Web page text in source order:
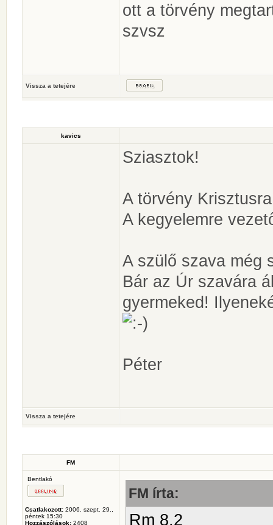
ott a törvény
szvsz
Vissza a tetejére
kavics
Sziasztok!
A törvény
A kegyelemre
A szülő szava még
Bár az Úr szavára
gyermeked!
Péter
Vissza a tetejére
FM
Bentlakó
Csatlakozott: 2006. szept. 29.,
péntek 15:30
Hozzászólások: 2408
FM írta:
Rm 8,2